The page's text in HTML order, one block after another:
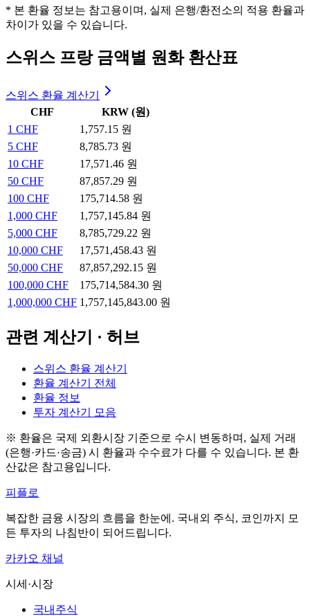
* 본 환율 정보는 참고용이며, 실제 은행/환전소의 적용 환율과
차이가 있을 수 있습니다.
스위스 프랑 금액별 원화 환산표
스위스 환율 계산기
CHF
KRW (원)
1 CHF
1,757.15 원
5 CHF
8,785.73 원
10 CHF
17,571.46 원
50 CHF
87,857.29 원
100 CHF
175,714.58 원
1,000 CHF
1,757,145.84 원
5,000 CHF
8,785,729.22 원
10,000 CHF
17,571,458.43 원
50,000 CHF
87,857,292.15 원
100,000 CHF
175,714,584.30 원
1,000,000 CHF 1,757,145,843.00 원
관련 계산기 · 허브
스위스 환율 계산기
환율 계산기 전체
환율 정보
투자 계산기 모음
※ 환율은 국제 외환시장 기준으로 수시 변동하며, 실제 거래
(은행·카드·송금) 시 환율과 수수료가 다를 수 있습니다. 본 환
산값은 참고용입니다.
피플로
복잡한 금융 시장의 흐름을 한눈에. 국내외 주식, 코인까지 모
든 투자의 나침반이 되어드립니다.
카카오 채널
시세·시장
국내주식